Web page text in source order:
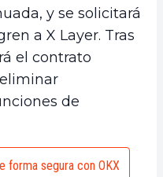
y se solicitará
a X Layer. Tras
el contrato
de
forma segura con OKX